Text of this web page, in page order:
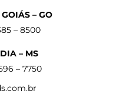
– GO
– 8500
– MS
– 7750